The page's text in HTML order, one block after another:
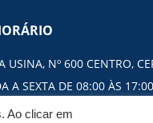
USINA, Nº 600 CENTRO,
A SEXTA DE 08:00 ÀS 17:00
Ao clicar em